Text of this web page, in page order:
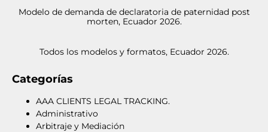
Modelo de demanda de declaratoria de paternidad post
morten, Ecuador 2026.
Todos los modelos y formatos, Ecuador 2026.
Categorías
AAA CLIENTS LEGAL TRACKING.
Administrativo
Arbitraje y Mediación